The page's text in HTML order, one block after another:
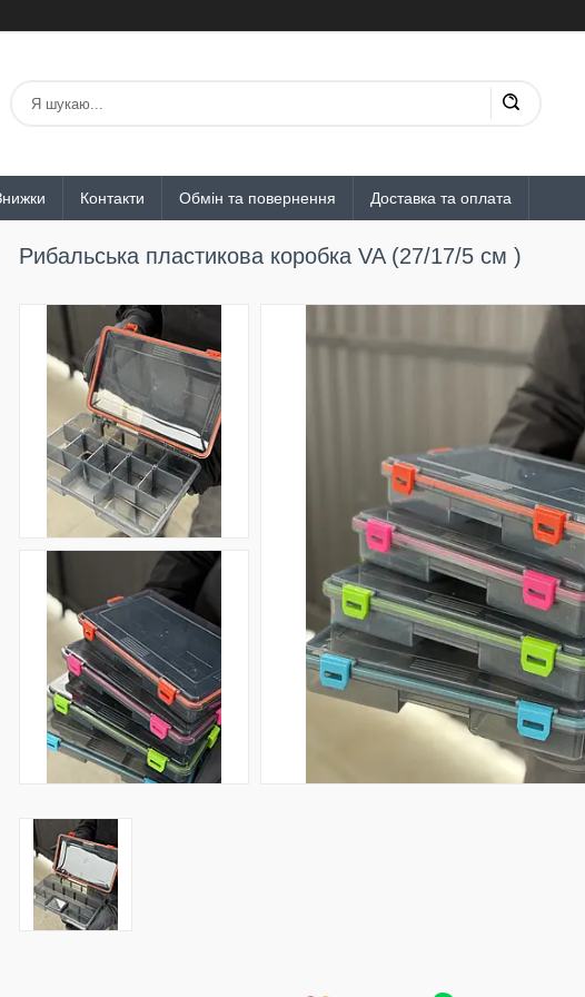
Контакти Обмін та повернення Доставка та оплата
Рибальська пластикова коробка VA (27/17/5 см )